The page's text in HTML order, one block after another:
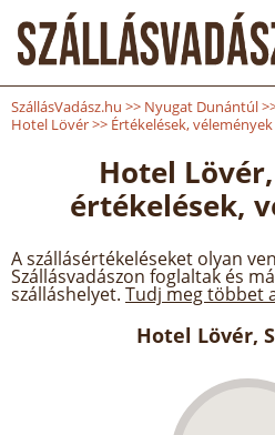
SzállásVadász.hu >> Nyugat Dunántúl
Hotel Lövér>> Értékelések, vélemények
Hotel
értékelések,
A szállásértékeléseket olyan
Szállásvadászon foglaltak és
szálláshelyet. Tudj meg többet
Hotel Lövér,